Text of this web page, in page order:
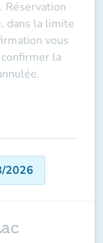
Réservation
dans la limite
vous
la
2026